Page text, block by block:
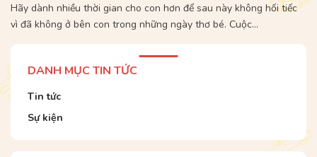
DANH MỤC TIN TỨC
Tin tức
Sự kiện
Hãy dành nhiều thời gian cho con hơn để sau này không hối tiếc
vì đã không ở bên con trong những ngày thơ bé. Cuộc...